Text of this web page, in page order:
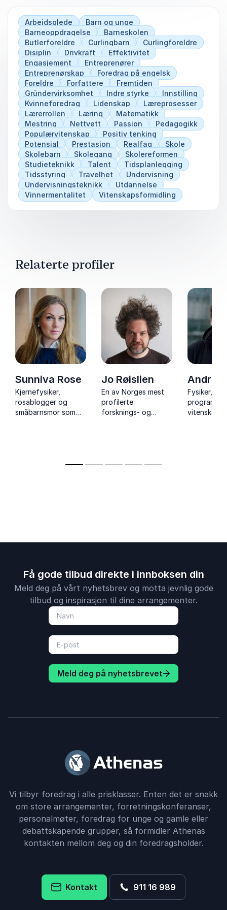
Arbeidsglede
Barn og unge
Barneoppdragelse
Barneskolen
Butlerforeldre
Curlingbarn
Curlingforeldre
Disiplin
Drivkraft
Effektivitet
Engasjement
Entreprenører
Entreprenørskap
Foredrag på engelsk
Foreldre
Forfattere
Fremtiden
Gründervirksomhet
Indre styrke
Innstilling
Kvinneforedrag
Lidenskap
Læreprosesser
Lærerrollen
Læring
Matematikk
Mestring
Nettvett Passion
Pedagogikk
Populærvitenskap
Positiv tenking
Potensial
Prestasjon Realfag
Skole
Skolebarn
Skolegang
Skolereformen
Studieteknikk
Talent
Tidsplanlegging
Tidsstyring
Travelhet
Undervisning
Undervisningsteknikk
Utdannelse
Vinnermentalitet
Vitenskapsformidling
Relaterte profiler
Sunniva Rose
Kjernefysiker,
rosablogger og
småbarnsmor som
Jo Røislien
En av Norges mest
profilerte
forsknings- og
Fysiker,
Få gode tilbud direkte i innboksen din
Meld deg på vårt nyhetsbrev og motta jevnlig gode
tilbud og inspirasjon til dine arrangementer.
Meld deg på nyhetsbrevet
Vi tilbyr foredrag i alle prisklasser. Enten det er snakk
om store arrangementer, forretningskonferanser,
personalmøter, foredrag for unge og gamle eller
debattskapende grupper, så formidler Athenas
kontakten mellom deg og din foredragsholder.
Kontakt 911 16 989